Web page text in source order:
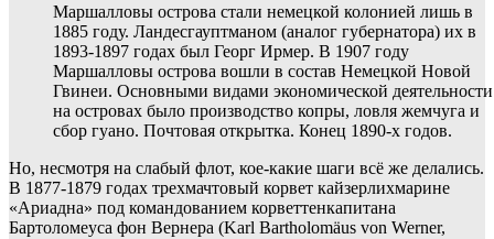
Маршалловы острова стали немецкой колонией лишь в
1885 году. Ландесгауптманом (аналог губернатора) их в
1893-1897 годах был Георг Ирмер. В 1907 году
Маршалловы острова вошли в состав Немецкой Новой
Гвинеи. Основными видами экономической деятельности
на островах было производство копры, ловля жемчуга и
сбор гуано. Почтовая открытка. Конец 1890-х годов.
Но, несмотря на слабый флот, кое-какие шаги всё же делались.
В 1877-1879 годах трехмачтовый корвет кайзерлихмарине
«Ариадна» под командованием корветтенкапитана
Бартоломеуса фон Вернера (Karl Bartholomäus von Werner,